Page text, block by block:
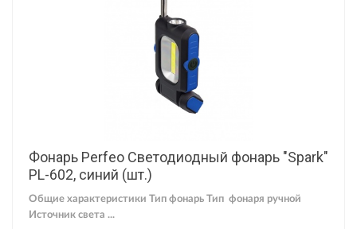
Фонарь Perfeo Светодиодный фонарь "Spark"
PL-602, синий (шт.)
Общие характеристики Тип фонарь Тип фонаря ручной
Источник света ...